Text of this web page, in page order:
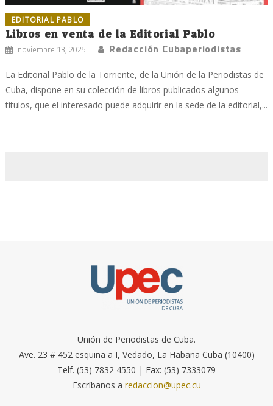
EDITORIAL PABLO
Libros en venta de la Editorial Pablo
noviembre 13, 2025 Redacción Cubaperiodistas
La Editorial Pablo de la Torriente, de la Unión de la Periodistas de
Cuba, dispone en su colección de libros publicados algunos
títulos, que el interesado puede adquirir en la sede de la editorial,...
Unión de Periodistas de Cuba.
Ave. 23 # 452 esquina a I, Vedado, La Habana Cuba (10400)
Telf. (53) 7832 4550 | Fax: (53) 7333079
Escríbanos a redaccion@upec.cu